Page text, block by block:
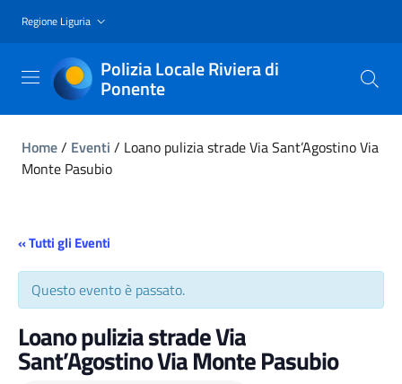
Regione Liguria
Polizia Locale Riviera di
Ponente
Home/ Eventi / Loano pulizia strade Via Sant’Agostino Via
Monte Pasubio
« Tutti gli Eventi
Questo evento è passato.
Loano pulizia strade Via
Sant’Agostino Via Monte Pasubio